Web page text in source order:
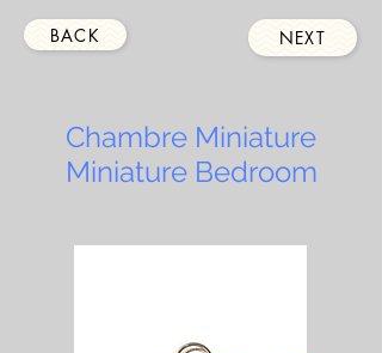
BACK NEXT
Chambre Miniature
Miniature Bedroom